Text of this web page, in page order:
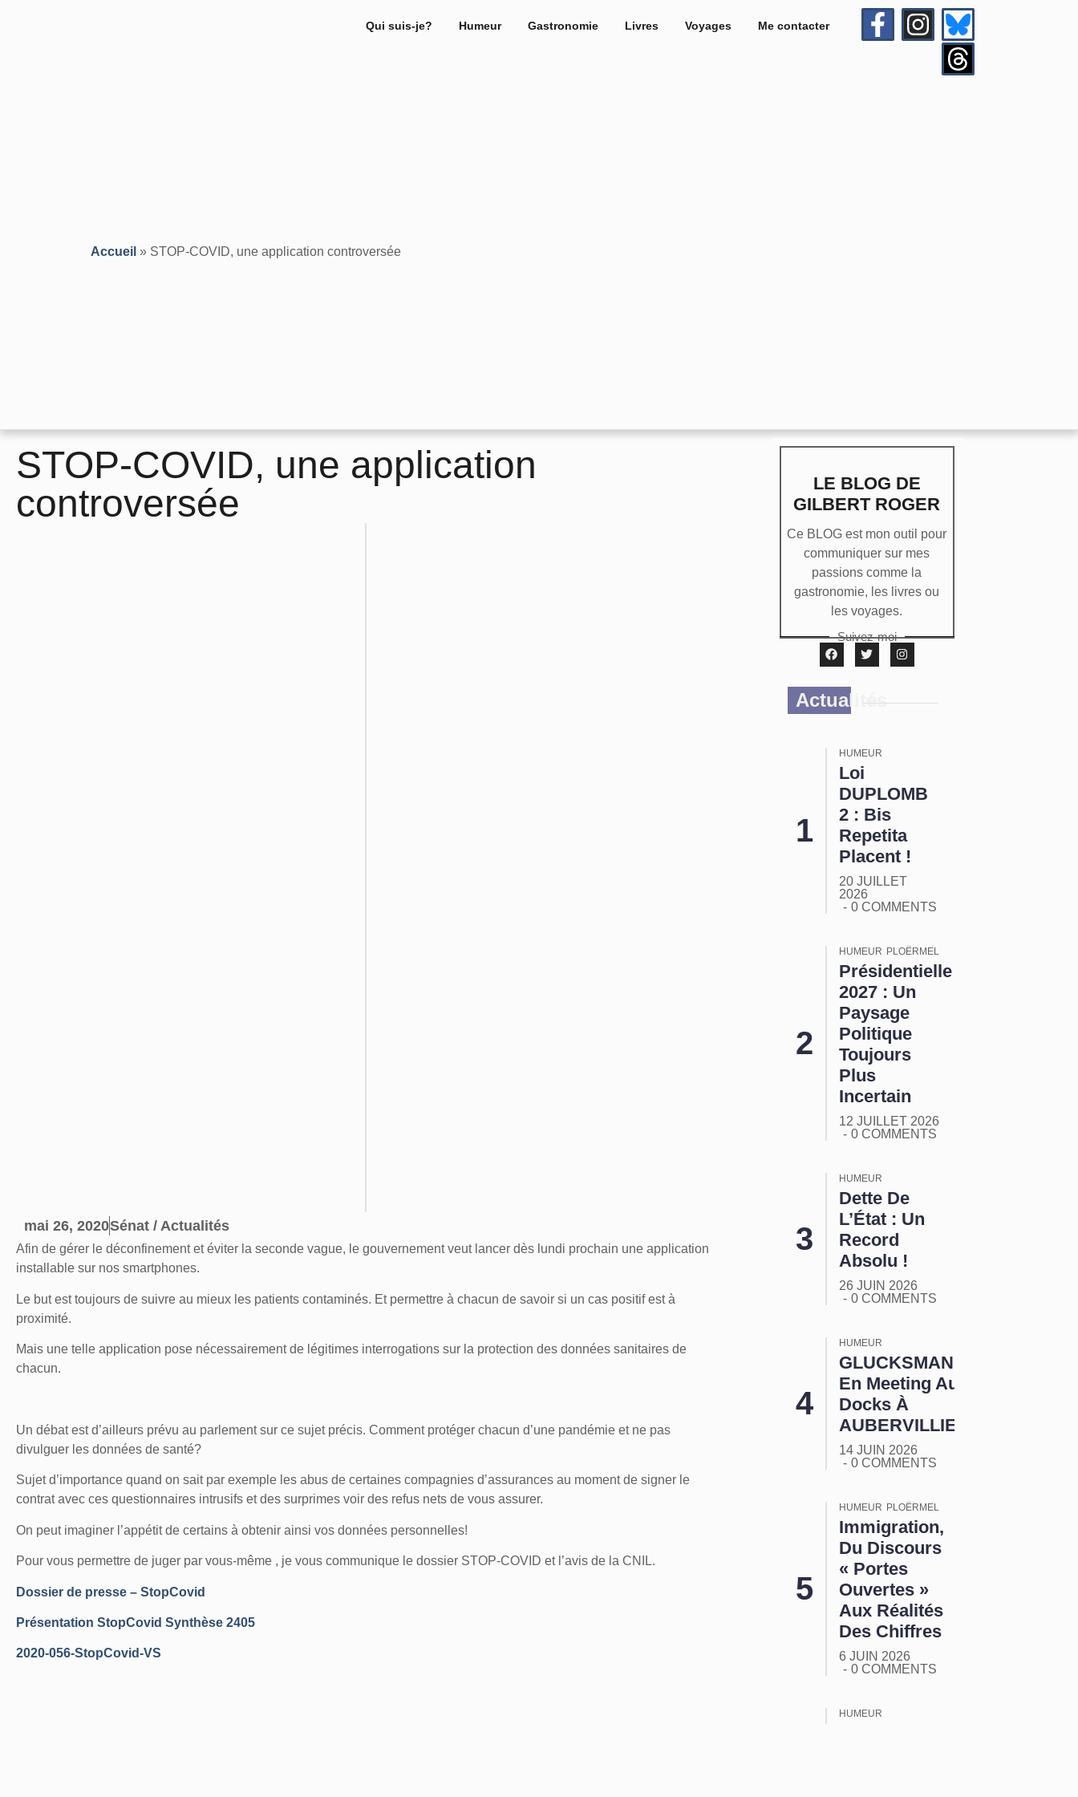
Qui suis-je? Humeur Gastronomie Livres Voyages Me contacter
Accueil » STOP-COVID, une application controversée
STOP-COVID, une application
controversée
mai 26, 2020Sénat / Actualités
Afin de gérer le déconfinement et éviter la seconde vague, le gouvernement veut lancer dès lundi prochain une application
installable sur nos smartphones.
Le but est toujours de suivre au mieux les patients contaminés. Et permettre à chacun de savoir si un cas positif est à
proximité.
Mais une telle application pose nécessairement de légitimes interrogations sur la protection des données sanitaires de
chacun.
Un débat est d’ailleurs prévu au parlement sur ce sujet précis. Comment protéger chacun d’une pandémie et ne pas
divulguer les données de santé?
Sujet d’importance quand on sait par exemple les abus de certaines compagnies d’assurances au moment de signer le
contrat avec ces questionnaires intrusifs et des surprimes voir des refus nets de vous assurer.
On peut imaginer l’appétit de certains à obtenir ainsi vos données personnelles!
Pour vous permettre de juger par vous-même , je vous communique le dossier STOP-COVID et l’avis de la CNIL.
Dossier de presse – StopCovid
Présentation StopCovid Synthèse 2405
2020-056-StopCovid-VS
LE BLOG DE
GILBERT ROGER
Ce BLOG est mon outil pour
communiquer sur mes
passions comme la
gastronomie, les livres ou
les voyages.
Suivez-moi
Actualités
HUMEUR
Loi
DUPLOMB
2 : Bis
Repetita
Placent !
20 JUILLET
2026
0 COMMENTS
HUMEUR PLOËRMEL
Présidentielle
2027 : Un
Paysage
Politique
Toujours
Plus
Incertain
12 JUILLET 2026
0 COMMENTS
HUMEUR
Dette De
L’État : Un
Record
Absolu !
26 JUIN 2026
0 COMMENTS
HUMEUR
GLUCKSMANN
En Meeting Aux
Docks À
AUBERVILLIERS
14 JUIN 2026
0 COMMENTS
HUMEUR PLOËRMEL
Immigration,
Du Discours
« Portes
Ouvertes »
Aux Réalités
Des Chiffres
6 JUIN 2026
0 COMMENTS
HUMEUR